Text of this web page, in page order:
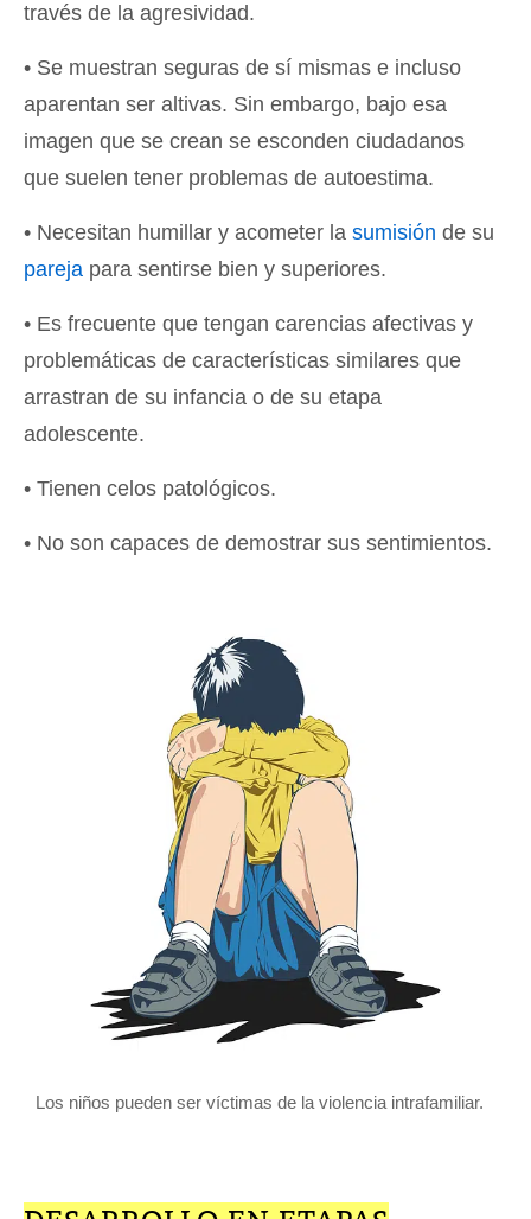
través de la agresividad.
• Se muestran seguras de sí mismas e incluso
aparentan ser altivas. Sin embargo, bajo esa
imagen que se crean se esconden ciudadanos
que suelen tener problemas de autoestima.
• Necesitan humillar y acometer la sumisión de su
pareja para sentirse bien y superiores.
• Es frecuente que tengan carencias afectivas y
problemáticas de características similares que
arrastran de su infancia o de su etapa
adolescente.
• Tienen celos patológicos.
• No son capaces de demostrar sus sentimientos.
Los niños pueden ser víctimas de la violencia intrafamiliar.